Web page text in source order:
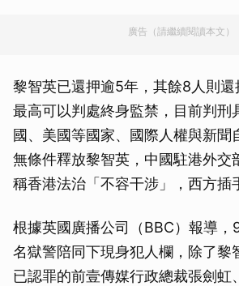
廣告（請繼續閱讀本文）
黎智英已還押逾5年，其餘8人則
最高可以判處終身監禁，目前判刑
國、美國等國家、國際人權與新聞
無條件釋放黎智英，中國駐港外交
稱香港法治「不容干涉」，西方插
根據英國廣播公司（BBC）報導，
名獄警陪同下現身犯人欄，除了黎
已認罪的前壹傳媒行政總裁張劍虹